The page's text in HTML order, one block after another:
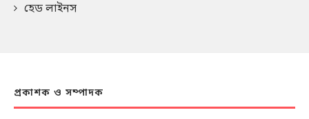
হেড লাইনস
প্রকাশক ও সম্পাদক